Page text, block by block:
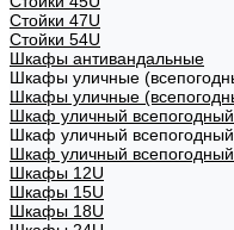
Стойки 47U
Стойки 54U
Шкафы антивандальные
Шкафы уличные
Шкафы уличные
Шкаф уличный
Шкаф уличный
Шкаф уличный
Шкафы 12U
Шкафы 15U
Шкафы 18U